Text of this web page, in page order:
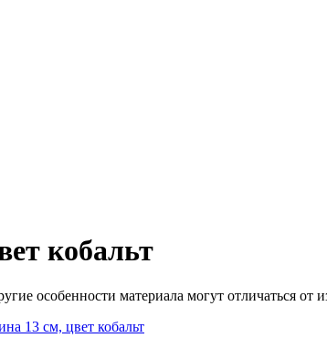
кобальт
особенности материала могут отличаться от